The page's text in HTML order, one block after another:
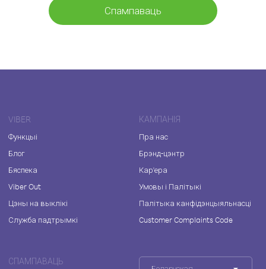
Спампаваць
VIBER
Функцыі
Блог
Бяспека
Viber Out
Цэны на выклікі
Служба падтрымкі
КАМПАНІЯ
Пра нас
Брэнд-цэнтр
Кар'ера
Умовы і Палітыкі
Палітыка канфідэнцыяльнасці
Customer Complaints Code
СПАМПАВАЦЬ